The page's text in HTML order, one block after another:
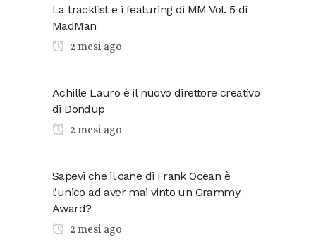
La tracklist e i featuring di MM Vol. 5 di
MadMan
2 mesi ago
Achille Lauro è il nuovo direttore creativo
di Dondup
2 mesi ago
Sapevi che il cane di Frank Ocean è
l’unico ad aver mai vinto un Grammy
Award?
2 mesi ago